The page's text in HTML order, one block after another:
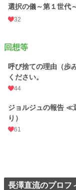
選択の儀～第１世代
32
回想等
呼び捨ての理由（歩
ください。
44
ジョルジュの報告 ≪
り）
61
長澤直流のプロフ